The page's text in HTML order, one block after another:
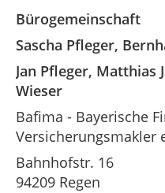
Bürogemeinschaft
Sascha Pfleger,
Jan Pfleger, Matthias
Wieser
Bafima - Bayerische
Versicherungsmakler
Bahnhofstr. 16
94209 Regen